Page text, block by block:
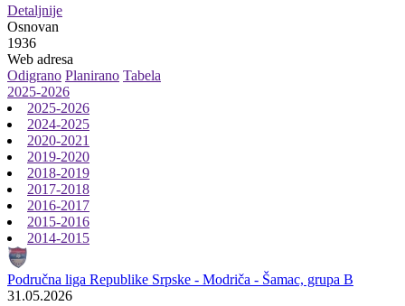
Detaljnije
Osnovan
1936
Web adresa
Odigrano Planirano Tabela
2025-2026
2025-2026
2024-2025
2020-2021
2019-2020
2018-2019
2017-2018
2016-2017
2015-2016
2014-2015
Područna liga Republike Srpske - Modriča - Šamac, grupa B
31.05.2026